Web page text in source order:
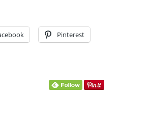
Pinterest